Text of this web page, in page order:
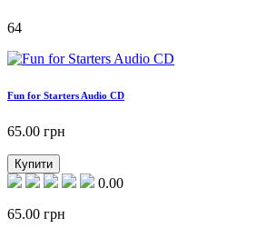
64
Fun for Starters Audio CD
65.00 грн
Купити
0.00
65.00 грн